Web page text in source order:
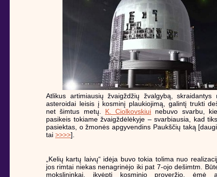
Atlikus artimiausių žvaigždžių žvalgybą, skraidantys
asteroidai leisis į kosminį plaukiojimą, galintį trukti
net šimtus metų. K. Ciolkovskiui nebuvo svarbu,
pasikeis tokiame žvaigždėlėkyje – svarbiausia, kad
pasiektas, o žmonės apgyvendins Paukščių taką
tai >>>>].
„Kelių kartų laivų“ idėja buvo tokia tolima nuo
jos rimtai niekas nenagrinėjo iki pat 7-ojo dešimtm.
mokslininkai, įkvėpti kosminio proveržio, ėmė